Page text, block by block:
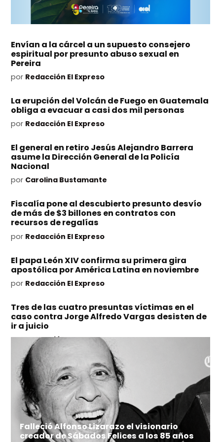
Envían a la cárcel a un supuesto consejero
espiritual por presunto abuso sexual en
Pereira
por Redacción El Expreso
La erupción del Volcán de Fuego en Guatemala
obliga a evacuar a casi dos mil personas
por Redacción El Expreso
El general en retiro Jesús Alejandro Barrera
asume la Dirección General de la Policía
Nacional
por Carolina Bustamante
Fiscalía pone al descubierto presunto desvío
de más de $3 billones en contratos con
recursos de regalías
por Redacción El Expreso
El papa León XIV confirma su primera gira
apostólica por América Latina en noviembre
por Redacción El Expreso
Tres de las cuatro presuntas víctimas en el
caso contra Jorge Alfredo Vargas desisten de
ir a juicio
por Redacción El Expreso
Ataques nocturnos con misiles y drones sobre
la región de Kiev dejan 17 personas sin vida y
decenas de heridos
por Redacción El Expreso
Falleció Alfonso Lizarazo el visionario
creador de Sábados Felices a los 85 años